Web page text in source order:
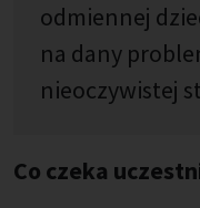
odmiennej
na dany
nieoczywistej
Co czeka